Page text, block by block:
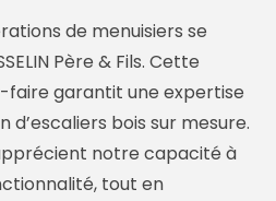
de menuisiers se
Père & Fils. Cette
faire garantit une expertise
bois sur mesure.
notre capacité à
tout en